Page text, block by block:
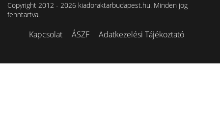
Copyright 2012 - 2026 kiadoraktarbudapest.hu. Minden jog
fenntartva.
Kapcsolat ÁSZF Adatkezelési Tájékoztató